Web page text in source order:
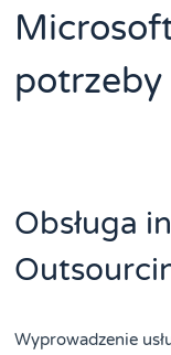
potrzeby
Obsługa
Wyprowadzenie